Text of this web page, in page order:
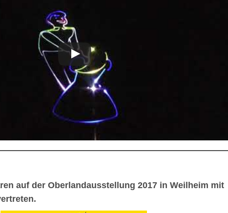
auf der Oberlandausstellung 2017 in Weilheim mit